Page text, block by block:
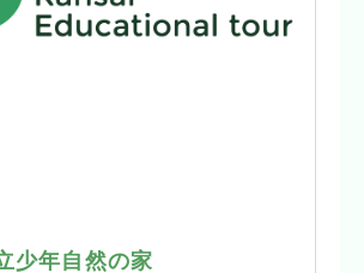
少年自然の家